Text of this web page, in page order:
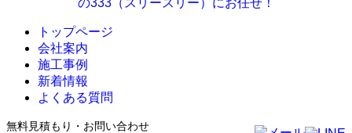
トップページ
会社案内
施工事例
新着情報
よくある質問
無料見積もり・お問い合わせ